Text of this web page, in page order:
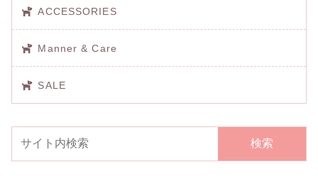
ACCESSORIES
Manner & Care
SALE
検索